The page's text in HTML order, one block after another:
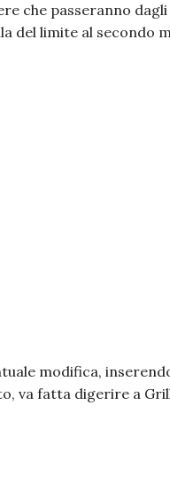
che passeranno
del limite al secondo
modifica,
va fatta digerire a